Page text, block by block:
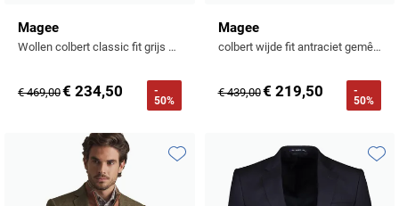
Tramarossa
William Lockie
Alle Merken
Magee
Wollen colbert classic fit grijs geruit
€ 469,00€ 234,50
-
50%
Magee
colbert wijde fit antraciet gemêleerd wijde fit
€ 439,00€ 219,50
-
50%
Toevoegen aan favorieten